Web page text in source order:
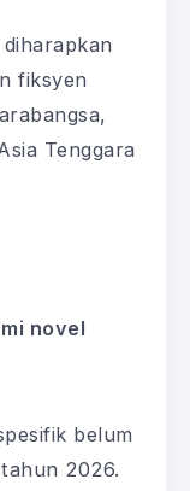
fiksyen
Tenggara
novel
belum
2026.